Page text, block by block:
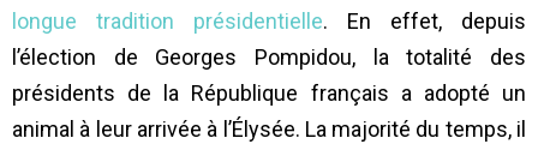
longue tradition présidentielle. En effet, depuis
l’élection de Georges Pompidou, la totalité des
présidents de la République français a adopté un
animal à leur arrivée à l’Élysée. La majorité du temps, il